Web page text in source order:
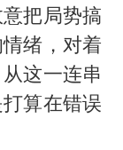
把局势搞
绪，对着
这一连串
算在错误